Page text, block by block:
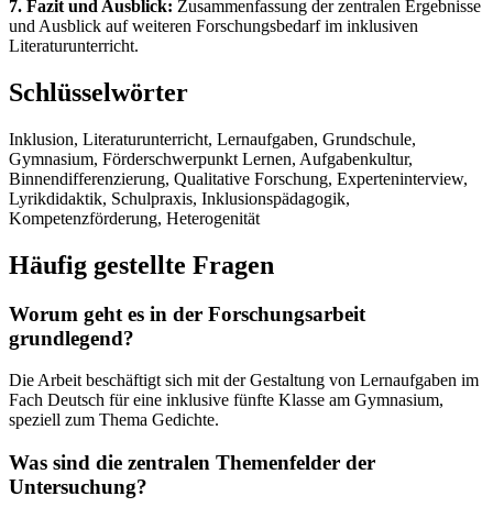
7. Fazit und Ausblick: Zusammenfassung der zentralen Ergebnisse
und Ausblick auf weiteren Forschungsbedarf im inklusiven
Literaturunterricht.
Schlüsselwörter
Inklusion, Literaturunterricht, Lernaufgaben, Grundschule,
Gymnasium, Förderschwerpunkt Lernen, Aufgabenkultur,
Binnendifferenzierung, Qualitative Forschung, Experteninterview,
Lyrikdidaktik, Schulpraxis, Inklusionspädagogik,
Kompetenzförderung, Heterogenität
Häufig gestellte Fragen
Worum geht es in der Forschungsarbeit
grundlegend?
Die Arbeit beschäftigt sich mit der Gestaltung von Lernaufgaben im
Fach Deutsch für eine inklusive fünfte Klasse am Gymnasium,
speziell zum Thema Gedichte.
Was sind die zentralen Themenfelder der
Untersuchung?